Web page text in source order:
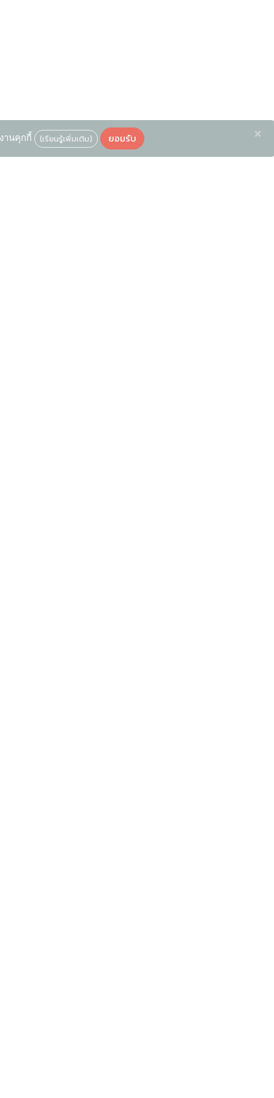
านคุกกี้ (เรียนรู้เพิ่มเติม) ยอมรับ ×